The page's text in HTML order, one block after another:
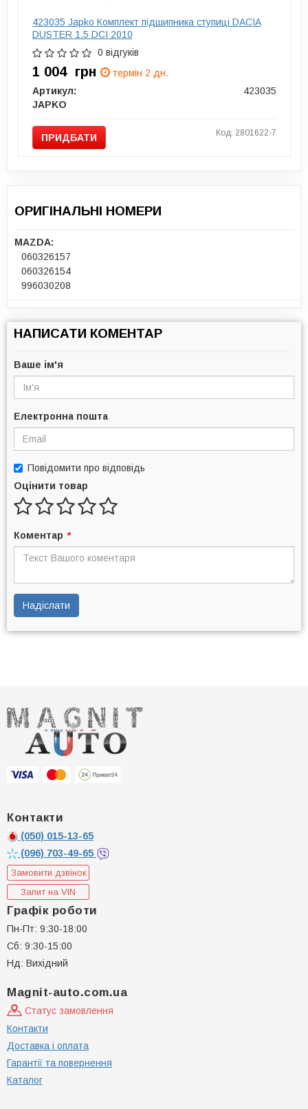
423035 Japko Комплект підшипника ступиці DACIA
DUSTER 1.5 DCI 2010
0 відгуків
1 004 грн
термін 2 дн.
Артикул:
423035
JAPKO
ПРИДБАТИ Код: 2801622-7
ОРИГІНАЛЬНІ НОМЕРИ
MAZDA:
060326157
060326154
996030208
НАПИСАТИ КОМЕНТАР
Ваше ім'я
Електронна пошта
Повідомити про відповідь
Оцінити товар
Коментар *
Надіслати
Контакти
(050) 015-13-65
(096) 703-49-65
Замовити дзвінок
Запит на VIN
Графік роботи
Пн-Пт: 9:30-18:00
Сб: 9:30-15:00
Нд: Вихідний
Magnit-auto.com.ua
Статус замовлення
Контакти
Доставка і оплата
Гарантії та повернення
Каталог